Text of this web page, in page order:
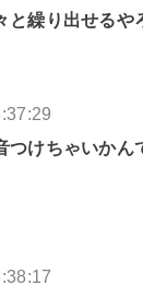
と繰り出せるや
つけちゃいかん